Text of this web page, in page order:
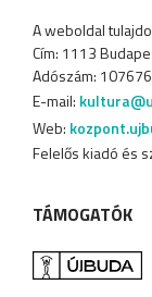
A weboldal
Cím: 1113
Adószám:
E-mail:
Web:
Felelős kiadó és
TÁMOGATÓK